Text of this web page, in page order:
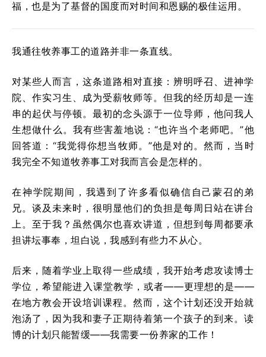
福，也是为了基督的国度而对时间和恩赐的极佳运用。
我通往牧养事工的道路并非一条直线。
对某些人而言，这条道路相对直接：辨明呼召、进神学
院、作实习生、成为受薪牧师等。但我的经历却是一连
串的起伏与停顿。最初的念头源于一位导师，他问我人
生想做什么。我有些害羞地说：“也许当个老师吧。”他
回答道：“我觉得你想当牧师。”他是对的。然而，当时
我完全不知道牧养事工对我而言会是怎样的。
在神学院期间，我遇到了许多看似确信自己蒙召的弟
兄。谈及未来时，很明显他们的负担是每周日站在讲台
上。至于我？虽然偶尔也喜欢讲道，但想到每周都要承
担讲坛事奉，坦白说，我感到有些力不从心。
后来，随着学业上取得一些成绩，我开始考虑攻读博士
学位，希望能进入课堂教学，或者——更理想的是——
在地方教会开设培训课程。然而，这个计划还没开始就
泡汤了，因为我和妻子正期待着第一个孩子的到来。读
博的计划只能暂缓——我需要一份养家的工作！